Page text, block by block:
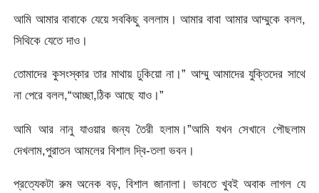
আমি আমার বাবাকে যেয়ে সবকিছু বললাম। আমার বাবা আমার আম্মুকে বলল,
সিথিকে যেতে দাও।
তোমাদের কুসংস্কার তার মাথায় ঢুকিয়ো না।” আম্মু আমাদের যুক্তিদের সাথে
না পেরে বলল,“আচ্ছা,ঠিক আছে যাও।”
আমি আর নানু যাওয়ার জন্য তৈরী হলাম।”আমি যখন সেখানে পৌছলাম
দেখলাম,পুরাতন আমলের বিশাল দ্বি-তলা ভবন।
প্রত্যেকটা রুম অনেক বড়, বিশাল জানালা। ভাবতে খুবই অবাক লাগল যে